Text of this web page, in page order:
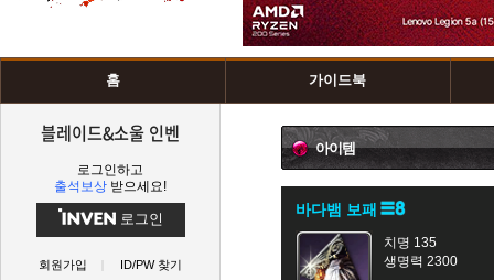
홈 가이드북
블레이드&소울 인벤
로그인하고
출석보상 받으세요!
로그인
회원가입 ID/PW 찾기
아이템
바다뱀 보패
치명 135
생명력 2300